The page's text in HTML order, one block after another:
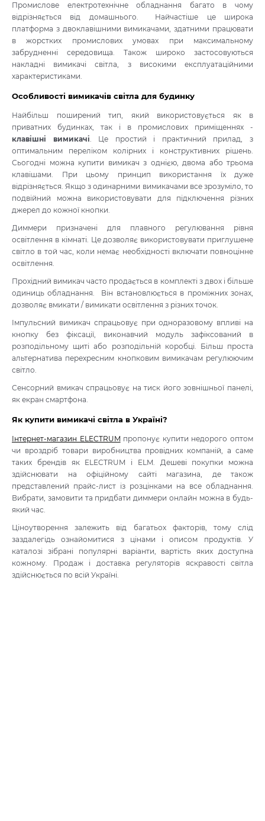
Промислове електротехнічне обладнання багато в чому
відрізняється від домашнього. Найчастіше це широка
платформа з двоклавішними вимикачами, здатними працювати
в жорстких промислових умовах при максимальному
забрудненні середовища. Також широко застосовуються
накладні вимикачі світла, з високими експлуатаційними
характеристиками.
Особливості вимикачів світла для будинку
Найбільш поширений тип, який використовується як в
приватних будинках, так і в промислових приміщеннях -
клавішні вимикачі. Це простий і практичний прилад, з
оптимальним переліком колірних і конструктивних рішень.
Сьогодні можна купити вимикач з однією, двома або трьома
клавішами. При цьому принцип використання їх дуже
відрізняється. Якщо з одинарними вимикачами все зрозуміло, то
подвійний можна використовувати для підключення різних
джерел до кожної кнопки.
Диммери призначені для плавного регулювання рівня
освітлення в кімнаті. Це дозволяє використовувати приглушене
світло в той час, коли немає необхідності включати повноцінне
освітлення.
Прохідний вимикач часто продається в комплекті з двох і більше
одиниць обладнання. Він встановлюється в проміжних зонах,
дозволяє вмикати / вимикати освітлення з різних точок.
Імпульсний вимикач спрацьовує при одноразовому впливі на
кнопку без фіксації, виконавчий модуль зафіксований в
розподільному щиті або розподільній коробці. Більш проста
альтернатива перехресним кнопковим вимикачам регулюючим
світло.
Сенсорний вмикач спрацьовує на тиск його зовнішньої панелі,
як екран смартфона.
Як купити вимикачі світла в Україні?
Інтернет-магазин ELECTRUMпропонує купити недорого оптом
чи вроздріб товари виробництва провідних компаній, а саме
таких брендів як ELECTRUM і ELM. Дешеві покупки можна
здійснювати на офіційному сайті магазина, де також
представлений прайс-лист із розцінками на все обладнання.
Вибрати, замовити та придбати диммери онлайн можна в будь-
який час.
Ціноутворення залежить від багатьох факторів, тому слід
заздалегідь ознайомитися з цінами і описом продуктів. У
каталозі зібрані популярні варіанти, вартість яких доступна
кожному. Продаж і доставка регуляторів яскравості світла
здійснюється по всій Україні.